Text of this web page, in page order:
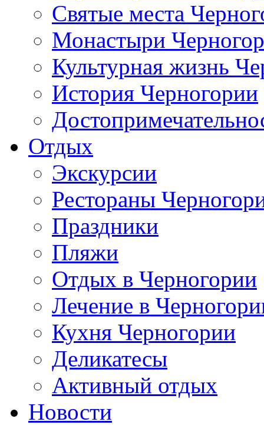
Святые места
Монастыри
Культурная жизнь
История Черногории
Отдых
Экскурсии
Рестораны
Праздники
Пляжи
Отдых в Черногории
Лечение в
Кухня Черногории
Деликатесы
Активный отдых
Новости